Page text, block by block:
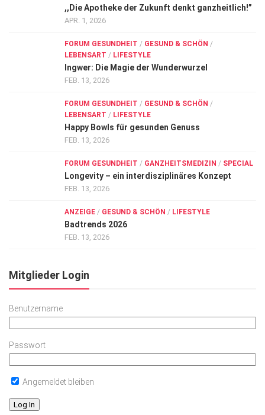
,,Die Apotheke der Zukunft denkt ganzheitlich!”
APR. 1, 2026
FORUM GESUNDHEIT / GESUND & SCHÖN /
LEBENSART / LIFESTYLE
Ingwer: Die Magie der Wunderwurzel
FEB. 13, 2026
FORUM GESUNDHEIT / GESUND & SCHÖN /
LEBENSART / LIFESTYLE
Happy Bowls für gesunden Genuss
FEB. 13, 2026
FORUM GESUNDHEIT / GANZHEITSMEDIZIN / SPECIAL
Longevity – ein interdisziplinäres Konzept
FEB. 13, 2026
ANZEIGE / GESUND & SCHÖN / LIFESTYLE
Badtrends 2026
FEB. 13, 2026
Mitglieder Login
Benutzername
Passwort
Angemeldet bleiben